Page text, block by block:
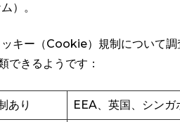
）。
キー（Cookie）規制について
できるようです：
あり EEA、英国、シンガ